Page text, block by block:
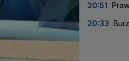
20:51
20:33